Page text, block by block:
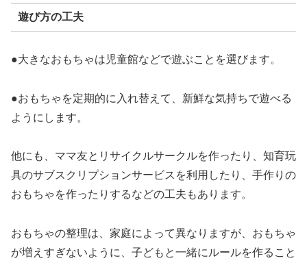
遊び方の工夫
●大きなおもちゃは児童館などで遊ぶことを選びます。
●おもちゃを定期的に入れ替えて、新鮮な気持ちで遊べる
ようにします。
他にも、ママ友とリサイクルサークルを作ったり、知育玩
具のサブスクリプションサービスを利用したり、手作りの
おもちゃを作ったりするなどの工夫もあります。
おもちゃの整理は、家庭によって異なりますが、おもちゃ
が増えすぎないように、子どもと一緒にルールを作ること